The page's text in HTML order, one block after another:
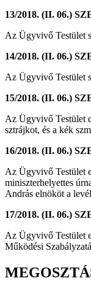
13/2018. (II. 06.)
Az Ügyvivő Testület
14/2018. (II. 06.)
Az Ügyvivő Testület
15/2018. (II. 06.)
Az Ügyvivő Testület
sztrájkot, és a kék
16/2018. (II. 06.)
Az Ügyvivő Testület
miniszterhelyettes
András elnököt a
17/2018. (II. 06.)
Az Ügyvivő Testület
Működési